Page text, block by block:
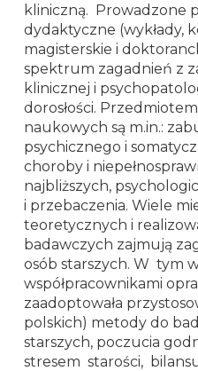
kliniczną. Prowadzone
dydaktyczne (wykłady,
magisterskie i
spektrum zagadnień z
klinicznej i
dorosłości.
naukowych są m.in.:
psychicznego i
choroby i
najbliższych,
i przebaczenia. Wiele
teoretycznych i
badawczych zajmują
osób starszych. W tym
współpracownikami
zaadoptowała
polskich) metody do
starszych, poczucia
stresem starości,